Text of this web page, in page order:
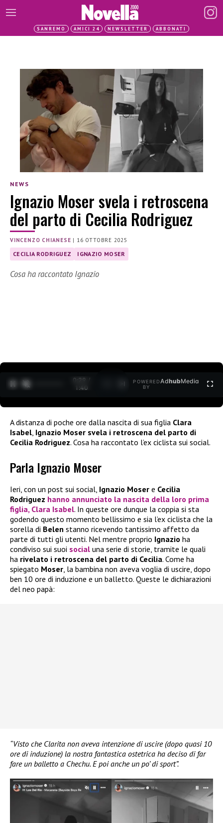
SANREMO AMICI 24 NEWSLETTER ABBONATI
NEWS
Ignazio Moser svela i retroscena
del parto di Cecilia Rodriguez
VINCENZO CHIANESE | 16 OTTOBRE 2025
CECILIA RODRIGUEZ IGNAZIO MOSER
Cosa ha raccontato Ignazio
0:30 /
1:40
POWERED
BY
AdhubMedia
A distanza di poche ore dalla nascita di sua figlia Clara
Isabel Ignazio Moser svela i retroscena del parto di
Cecilia Rodriguez. Cosa ha raccontato l’ex ciclista sui social.
Parla Ignazio Moser
Ieri, con un post sui social, Ignazio Moser e Cecilia
Rodriguez hanno annunciato la nascita della loro prima
figlia, Clara Isabel. In queste ore dunque la coppia si sta
godendo questo momento bellissimo e sia l’ex ciclista che la
sorella di Belen stanno ricevendo tantissimo affetto da
parte di tutti gli utenti. Nel mentre proprio Ignazio ha
condiviso sui suoi social una serie di storie, tramite le quali
ha rivelato i retroscena del parto di Cecilia. Come ha
spiegato Moser, la bambina non aveva voglia di uscire, dopo
ben 10 ore di induzione e un balletto. Queste le dichiarazioni
del neo papà:
“Visto che Clarita non aveva intenzione di uscire (dopo quasi 10
ore di induzione) la nostra fantastica ostetrica ha deciso di far
fare un balletto a Chechu. E poi anche un po’ di sport”.